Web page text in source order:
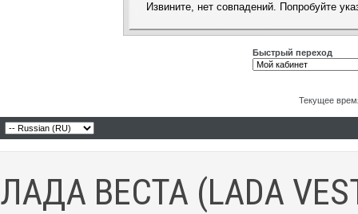
Извините, нет совпадений. Попробуйте
Быстрый переход
Текущее
ЛАДА ВЕСТА (LADA